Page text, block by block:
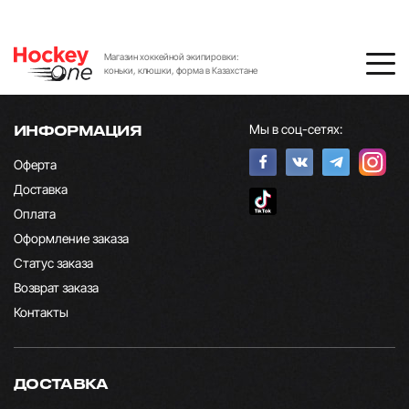
Магазин хоккейной экипировки:
коньки, клюшки, форма в Казахстане
ИНФОРМАЦИЯ
Оферта
Доставка
Оплата
Оформление заказа
Статус заказа
Возврат заказа
Контакты
Мы в соц-сетях:
ДОСТАВКА